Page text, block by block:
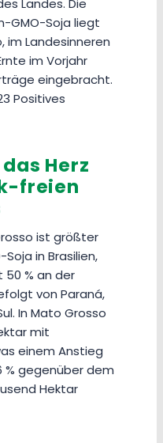
Landes. Die
GMO-Soja liegt
im Landesinneren
im Vorjahr
eingebracht.
Positives
Herz
freien
ist größter
in Brasilien,
% an der
von Paraná,
In Mato Grosso
mit
einem Anstieg
% gegenüber dem
Hektar